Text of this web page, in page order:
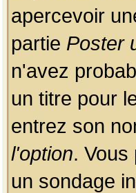
apercevoir
partie Poster
n'avez
un titre pour
entrez son
l'option. Vous
un sondage